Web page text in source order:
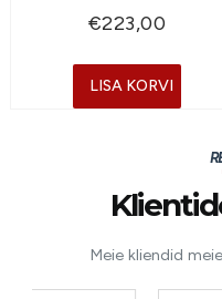
€223,00
LISA KORVI
Meie kliendid